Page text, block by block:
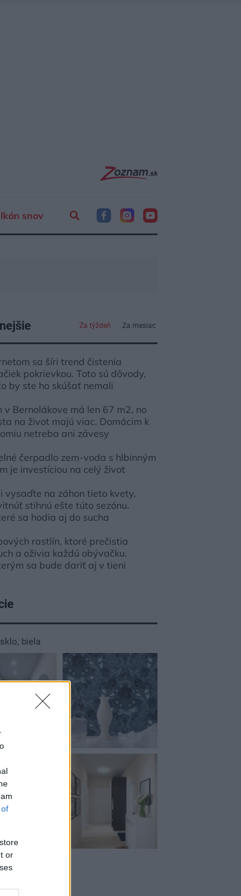
of
or
snov
Za týždeň Za mesiac
sa šíri trend čistenia
pokrievkou. Toto sú dôvody,
by ste ho skúšať nemali
v Bernolákove má len 67 m2, no
na život majú viac. Domácim k
netreba ani závesy
čerpadlo zem-voda s hlbinným
je investíciou na celý život
vysaďte na záhon tieto kvety,
stihnú ešte túto sezónu.
sa hodia aj do sucha
rastlín, ktoré prečistia
a oživia každú obývačku.
sa bude dariť aj v tieni
sklo, biela
príspevky